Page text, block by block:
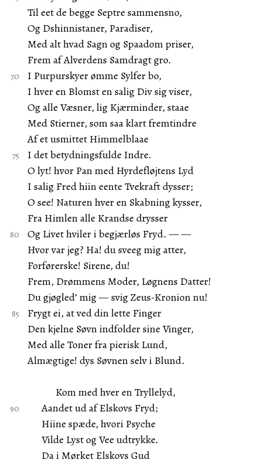
Til eet de begge Septre sammensno,
Og Dshinnistaner, Paradiser,
Med alt hvad Sagn og Spaadom priser,
Frem af Alverdens Samdragt gro.
I Purpurskyer ømme Sylfer bo,
I hver en Blomst en salig Div sig viser,
Og alle Væsner, lig Kjærminder, staae
Med Stierner, som saa klart fremtindre
Af et usmittet Himmelblaae
I det betydningsfulde Indre.
O lyt! hvor Pan med Hyrdefløjtens Lyd
I salig Fred hiin eente Tvekraft dysser;
O see! Naturen hver en Skabning kysser,
Fra Himlen alle Krandse drysser
Og Livet hviler i begjærløs Fryd. — —
Hvor var jeg? Ha! du sveeg mig atter,
Forførerske! Sirene, du!
Frem, Drømmens Moder, Løgnens Datter!
Du gjøgled’ mig — svig Zeus-Kronion nu!
Frygt ei, at ved din lette Finger
Den kjelne Søvn indfolder sine Vinger,
Med alle Toner fra pierisk Lund,
Almægtige! dys Søvnen selv i Blund.
Kom med hver en Tryllelyd,
Aandet ud af Elskovs Fryd;
Hiine spæde, hvori Psyche
Vilde Lyst og Vee udtrykke.
Da i Mørket Elskovs Gud